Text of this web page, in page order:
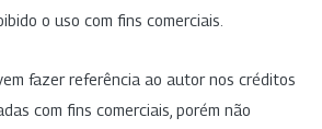
o uso com fins comerciais.
fazer referência ao autor nos créditos
com fins comerciais, porém não